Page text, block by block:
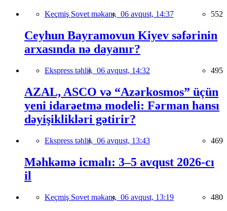
Keçmiş Sovet məkanı, 06 avqust, 14:37 552
Ceyhun Bayramovun Kiyev səfərinin
arxasında nə dayanır?
Ekspress təhlil, 06 avqust, 14:32 495
AZAL, ASCO və “Azərkosmos” üçün
yeni idarəetmə modeli: Fərman hansı
dəyişiklikləri gətirir?
Ekspress təhlil, 06 avqust, 13:43 469
Məhkəmə icmalı: 3–5 avqust 2026-cı
il
Keçmiş Sovet məkanı, 06 avqust, 13:19 480